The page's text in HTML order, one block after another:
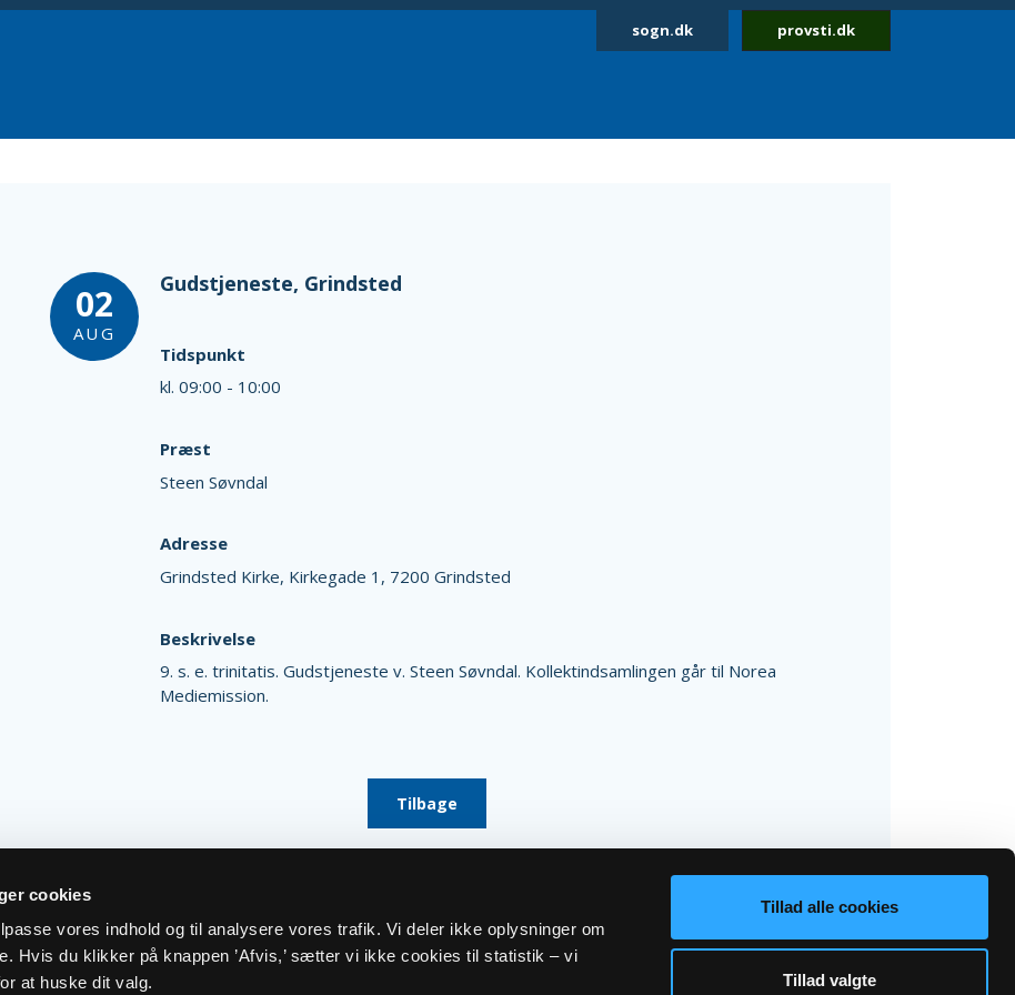
cookies
vores indhold og til analysere vores trafik. Vi deler ikke oplysninger om
Hvis du klikker på knappen ’Afvis,’ sætter vi ikke cookies til statistik – vi
at huske dit valg.
Tillad alle cookies
Tillad valgte
sogn.dk provsti.dk
02
AUG
Gudstjeneste, Grindsted
Tidspunkt
kl. 09:00 - 10:00
Præst
Steen Søvndal
Adresse
Grindsted Kirke, Kirkegade 1, 7200 Grindsted
Beskrivelse
9. s. e. trinitatis. Gudstjeneste v. Steen Søvndal. Kollektindsamlingen går til Norea
Mediemission.
Tilbage